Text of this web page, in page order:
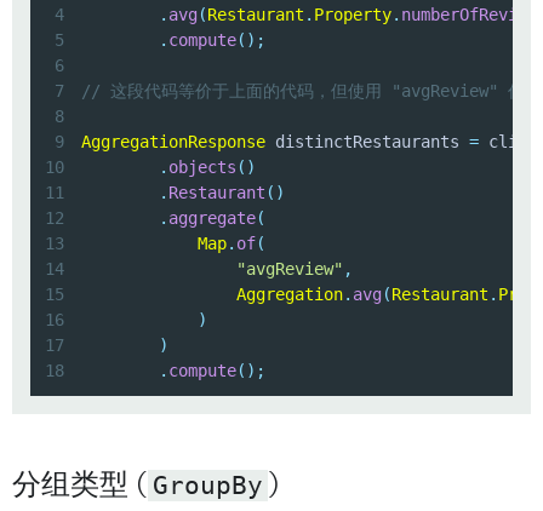
4
. avg (Restaurant . Property.
5
. compute( ) ;
6
7
// 这段代码等价于上面的代码，但使用 "avgReview" 作
8
9
AggregationResponse distinctRestaurants =
10
. objects ( )
11
. Restaurant ( )
12
. aggregate(
13
Map. of(
14
"avgReview" ,
15
Aggregation. avg (Restaurant .
16
)
17
)
18
. compute( ) ;
分组类型 ( GroupBy )